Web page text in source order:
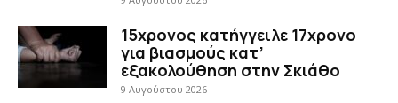
15χρονος κατήγγειλε 17χρονο
για βιασμούς κατ’
εξακολούθηση στην Σκιάθο
9 Αυγούστου 2026